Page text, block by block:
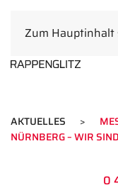
Zum Hauptinhalt
AKTUELLES
NÜRNBERG – WIR